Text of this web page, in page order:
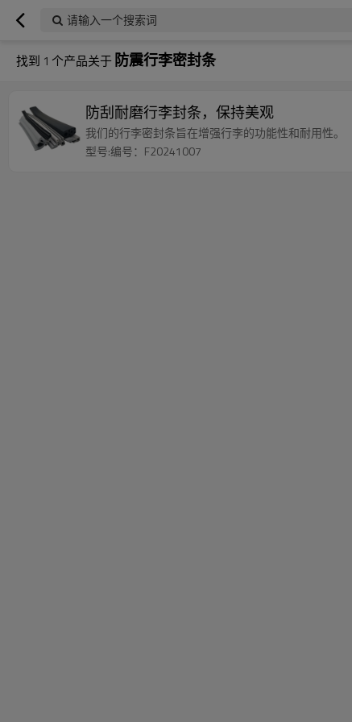
请输入一个搜索词
找到 1 个产品关于 防震行李密封条
防刮耐磨行李封条，保持美观
我们的行李密封条旨在增强行李的功能性和耐用性。
型号:编号：F20241007